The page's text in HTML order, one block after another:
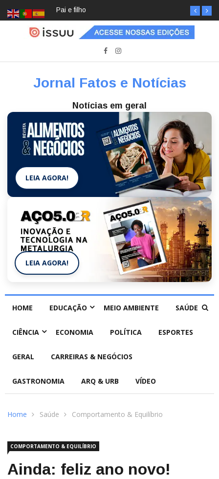
Pai e filho
Jornal Fatos e Notícias
Notícias em geral
LEIA AGORA!
LEIA AGORA!
HOME EDUCAÇÃO MEIO AMBIENTE SAÚDE
CIÊNCIA ECONOMIA POLÍTICA ESPORTES
GERAL CARREIRAS & NEGÓCIOS
GASTRONOMIA ARQ & URB VÍDEO
Home Saúde Comportamento & Equilíbrio
COMPORTAMENTO & EQUILÍBRIO
Ainda: feliz ano novo!